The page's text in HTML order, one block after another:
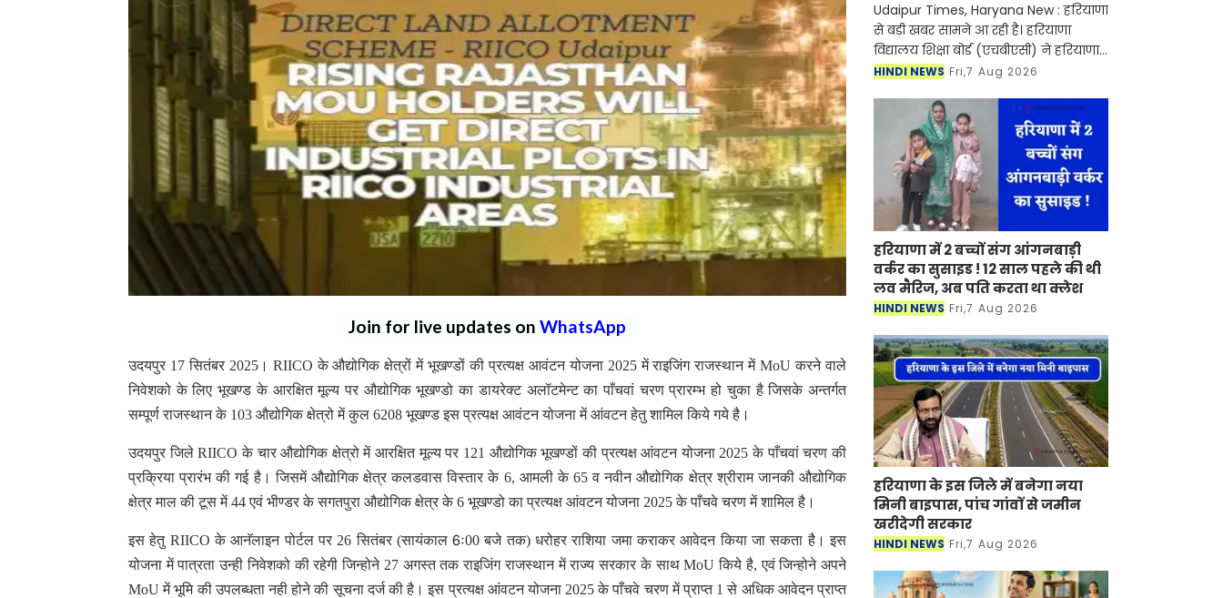
Join for live updates on WhatsApp
उदयपुर 17 सितंबर 2025। RIICO के औद्योगिक क्षेत्रों में भूखण्डों की प्रत्यक्ष आवंटन योजना 2025 में राइजिंग राजस्थान में MoU करने वाले
निवेशको के लिए भूखण्ड के आरक्षित मूल्य पर औद्योगिक भूखण्डो का डायरेक्ट अलॉटमेन्ट का पाँचवां चरण प्रारम्भ हो चुका है जिसके अन्तर्गत
सम्पूर्ण राजस्थान के 103 औद्योगिक क्षेत्रो में कुल 6208 भूखण्ड इस प्रत्यक्ष आवंटन योजना में आंवटन हेतु शामिल किये गये है।
उदयपुर जिले RIICO के चार औद्योगिक क्षेत्रो में आरक्षित मूल्य पर 121 औद्योगिक भूखण्डों की प्रत्यक्ष आंवटन योजना 2025 के पाँचवां चरण की
प्रक्रिया प्रारंभ की गई है। जिसमें औद्योगिक क्षेत्र कलडवास विस्तार के 6, आमली के 65 व नवीन औद्योगिक क्षेत्र श्रीराम जानकी औद्योगिक
क्षेत्र माल की टूस में 44 एवं भीण्डर के सगतपुरा औद्योगिक क्षेत्र के 6 भूखण्डो का प्रत्यक्ष आंवटन योजना 2025 के पाँचवे चरण में शामिल है।
इस हेतु RIICO के आनॅलाइन पोर्टल पर 26 सितंबर (सायंकाल 6ः00 बजे तक) धरोहर राशिया जमा कराकर आवेदन किया जा सकता है। इस
योजना में पात्रता उन्ही निवेशको की रहेगी जिन्होने 27 अगस्त तक राइजिंग राजस्थान में राज्य सरकार के साथ MoU किये है, एवं जिन्होने अपने
MoU में भूमि की उपलब्धता नही होने की सूचना दर्ज की है। इस प्रत्यक्ष आंवटन योजना 2025 के पाँचवे चरण में प्राप्त 1 से अधिक आवेदन प्राप्त
Udaipur Times, Haryana New : हरियाणा
से बड़ी खबर सामने आ रही है। हरियाणा
विद्यालय शिक्षा बोर्ड (एचबीएसी) ने हरियाणा
अध्यापक पात्रता परीक्षा (एचटेट)-2025 के
HINDI NEWS Fri,7 Aug 2026
हरियाणा में 2 बच्चों संग आंगनबाड़ी
वर्कर का सुसाइड ! 12 साल पहले की थी
लव मैरिज, अब पति करता था क्लेश
HINDI NEWS Fri,7 Aug 2026
हरियाणा के इस जिले में बनेगा नया
मिनी बाइपास, पांच गांवों से जमीन
खरीदेगी सरकार
HINDI NEWS Fri,7 Aug 2026